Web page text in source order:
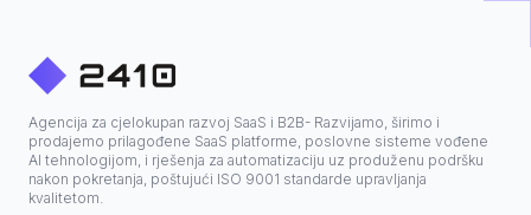
Agencija za cjelokupan razvoj SaaS i B2B- Razvijamo, širimo i
prodajemo prilagođene SaaS platforme, poslovne sisteme vođene
AI tehnologijom, i rješenja za automatizaciju uz produženu podršku
nakon pokretanja, poštujući ISO 9001 standarde upravljanja
kvalitetom.